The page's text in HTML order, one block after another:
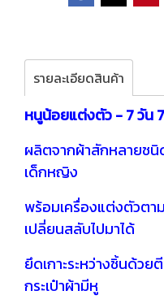
รายละเอียดสินค้า
หนูน้อยแต่งตัว - 7 วัน
ผลิตจากผ้าสักหลายชนิ
เด็กหญิง
พร้อมเครื่องแต่งตัวตา
เปลี่ยนสลับไปมาได้
ยึดเกาะระหว่างชิ้นด้ว
กระเป๋าผ้ามีหู